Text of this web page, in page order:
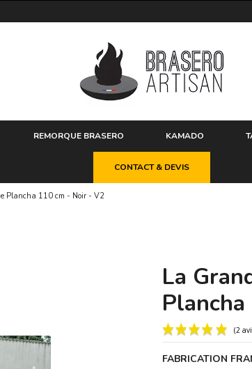
REMORQUE BRASERO KAMADO
CONTACT & DEVIS
Plancha 110 cm - Noir - V2
La
FABRICATION